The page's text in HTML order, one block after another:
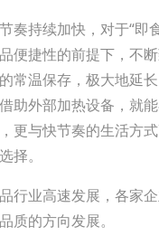
奏持续加快，对于“即
便捷性的前提下，不
常温保存，极大地延
助外部加热设备，就
与快节奏的生活方
择。
业高速发展，各家
质的方向发展。